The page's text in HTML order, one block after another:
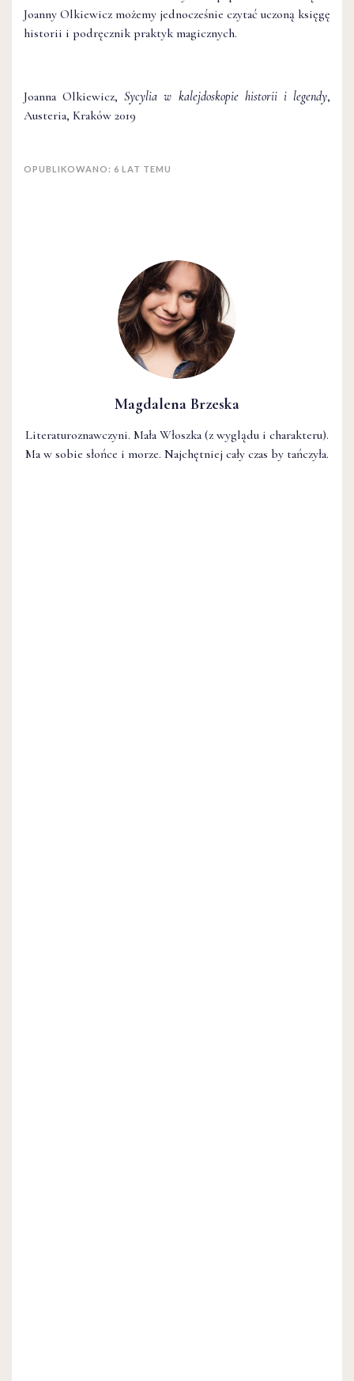
Magdalena Brzeska
Literaturoznawczyni. Mała Włoszka (z wyglądu i charakteru).
Ma w sobie słońce i morze. Najchętniej cały czas by tańczyła.
Joanny Olkiewicz możemy jednocześnie czytać uczoną księgę
historii i podręcznik praktyk magicznych.
Joanna Olkiewicz,Sycylia w kalejdoskopie historii i legendy,
Austeria, Kraków 2019
OPUBLIKOWANO: 6 LAT TEMU